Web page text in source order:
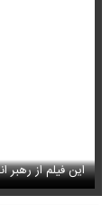
این فیلم از رهبر